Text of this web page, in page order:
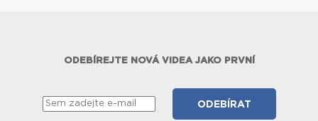
ODEBÍREJTE NOVÁ VIDEA JAKO PRVNÍ